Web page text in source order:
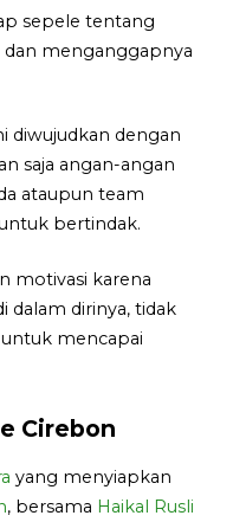
sepele tentang
menganggapnya
diwujudkan dengan
saja angan-angan
ataupun team
bertindak.
motivasi karena
dalam dirinya, tidak
mencapai
Cirebon
yang menyiapkan
, bersama Haikal Rusli